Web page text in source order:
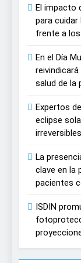
El impacto
para
frente a
En el Día
salud de la
Expertos
eclipse
La
clave en la
pacientes
ISDIN